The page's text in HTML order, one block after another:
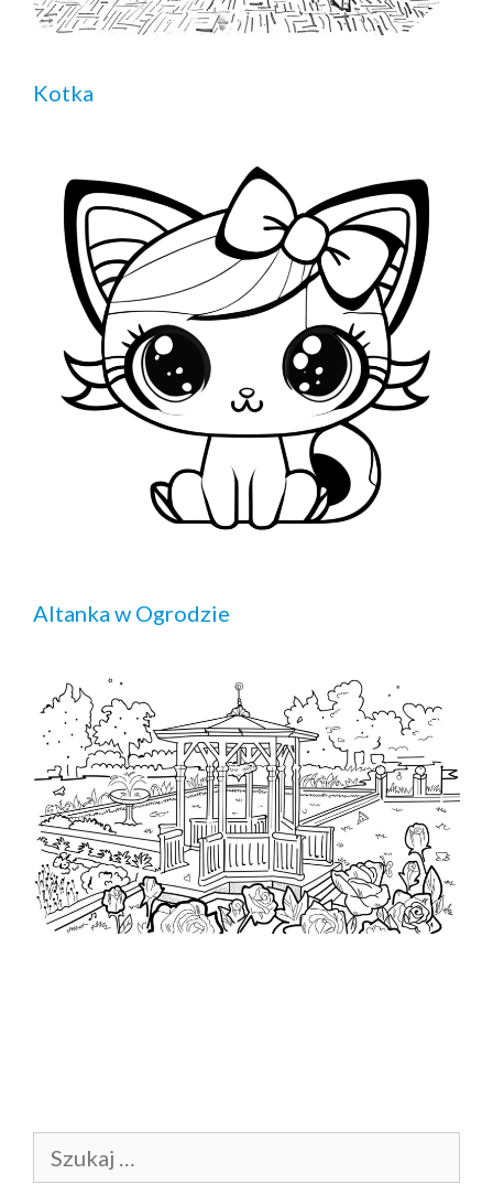
Kotka
Altanka w Ogrodzie